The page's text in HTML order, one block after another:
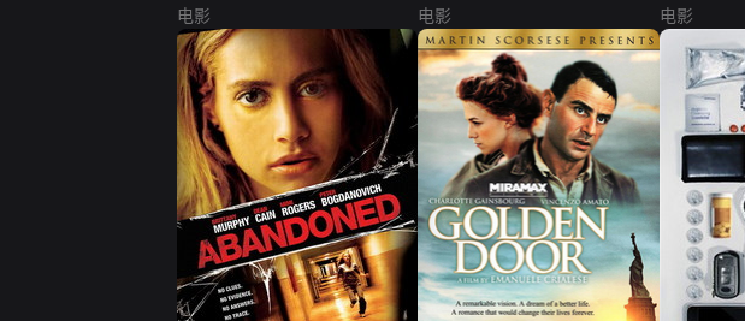
电影
电影
电影